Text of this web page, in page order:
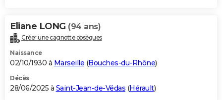
Eliane LONG (94 ans)
Créer une cagnotte obsèques
Naissance
02/10/1930 à Marseille (Bouches-du-Rhône)
Décès
28/06/2025 à Saint-Jean-de-Védas (Hérault)